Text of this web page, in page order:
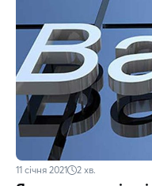
11 січня 2021 2 хв.